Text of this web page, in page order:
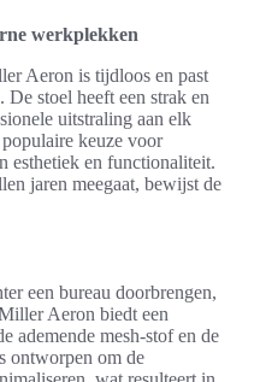
werkplekken
Aeron is tijdloos en past
stoel heeft een strak en
uitstraling aan elk
keuze voor
esthetiek en functionaliteit.
jaren meegaat, bewijst de
een bureau doorbrengen,
Aeron biedt een
ademende mesh-stof en de
ontworpen om de